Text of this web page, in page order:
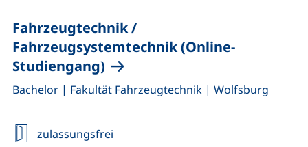
Fahrzeugtechnik /
Fahrzeugsystemtechnik (Online-
Studiengang)
Bachelor, | Fakultät Fahrzeugtechnik | Wolfsburg
zulassungsfrei